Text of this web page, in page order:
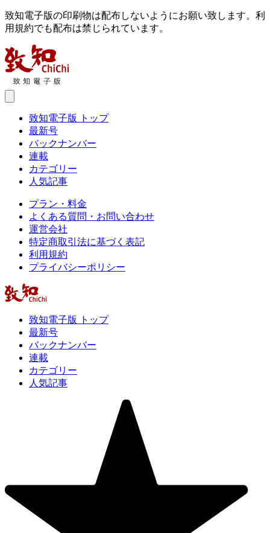
致知電子版の印刷物は配布しないようにお願い致します。利
用規約でも配布は禁じられています。
致知電子版 トップ
最新号
バックナンバー
連載
カテゴリー
人気記事
プラン・料金
よくある質問・お問い合わせ
運営会社
特定商取引法に基づく表記
利用規約
プライバシーポリシー
致知電子版 トップ
最新号
バックナンバー
連載
カテゴリー
人気記事